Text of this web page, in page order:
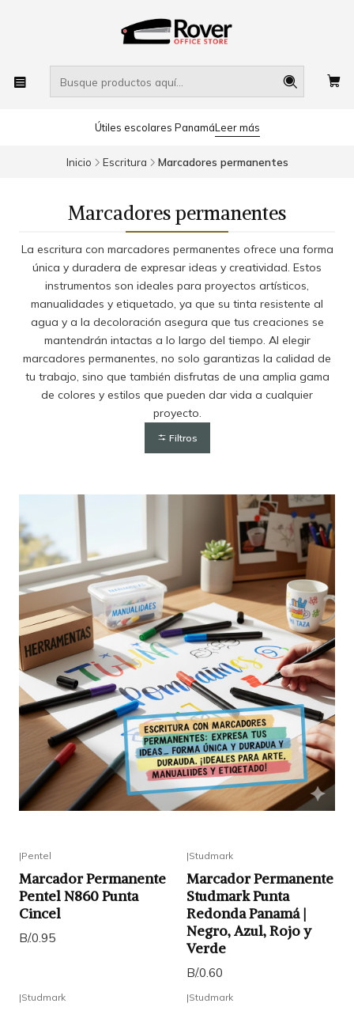
Útiles escolares PanamáLeer más
Inicio Escritura Marcadores permanentes
Marcadores permanentes
La escritura con marcadores permanentes ofrece una forma
única y duradera de expresar ideas y creatividad. Estos
instrumentos son ideales para proyectos artísticos,
manualidades y etiquetado, ya que su tinta resistente al
agua y a la decoloración asegura que tus creaciones se
mantendrán intactas a lo largo del tiempo. Al elegir
marcadores permanentes, no solo garantizas la calidad de
tu trabajo, sino que también disfrutas de una amplia gama
de colores y estilos que pueden dar vida a cualquier
proyecto.
Filtros
|Pentel
Marcador Permanente
Pentel N860 Punta
Cincel
B/.0.95
|Studmark
Marcador Permanente
Studmark Punta
Redonda Panamá |
Negro, Azul, Rojo y
Verde
B/.0.60
|Studmark |Studmark